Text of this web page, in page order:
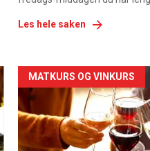
Les hele saken
Forsiden
akkurat
nå
MATKURS OG VINKURS